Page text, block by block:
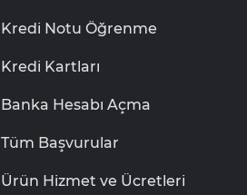
Kredi Notu Öğrenme
Kredi Kartları
Banka Hesabı Açma
Tüm Başvurular
Ürün Hizmet ve Ücretleri